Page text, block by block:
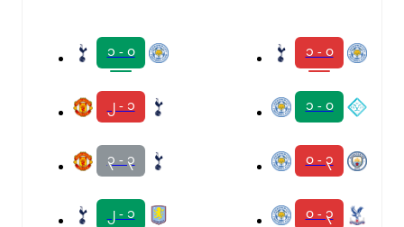
၁ - ၀
၂ - ၁
၃ - ၃
၂ - ၁
၁ - ၀
၁ - ၀
၀ - ၃
၀ - ၃